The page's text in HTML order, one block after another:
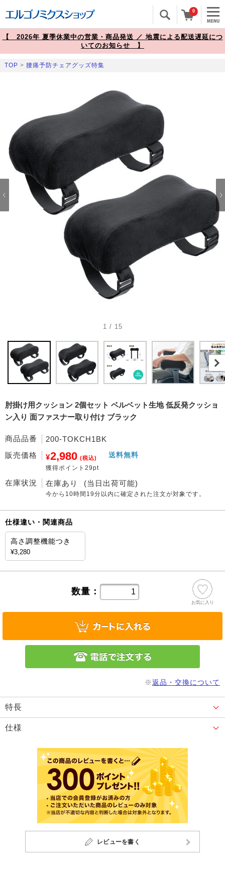
0
【 2026年 夏季休業中の営業・商品発送 ／ 地震による配送遅延につ
いてのお知らせ 】
TOP > 腰痛予防チェアグッズ特集
1 / 15
肘掛け用クッション 2個セット ベルベット生地 低反発クッショ
ン入り 面ファスナー取り付け ブラック
商品品番
200-TOKCH1BK
販売価格
¥2,980 (税込)
獲得ポイント29pt
送料無料
在庫状況 在庫あり (当日出荷可能)
今から 10時間19分 以内に確定された注文が対象です。
仕様違い・関連商品
高さ調整機能つき
¥3,280
数量：
お気に入り
※返品・交換について
特長
仕様
レビューを書く